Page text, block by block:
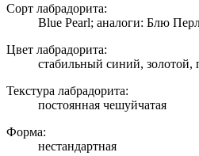
Сорт лабрадорита:
Blue Pearl; аналоги: Блю
Цвет лабрадорита:
стабильный синий, золотой,
Текстура лабрадорита:
постоянная чешуйчатая
Форма:
нестандартная